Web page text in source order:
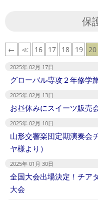
保
← ≪ 16 17 18 19 20
2025年 02月 17日
グローバル専攻２年修学
2025年 02月 13日
お昼休みにスイーツ販売
2025年 02月 10日
山形交響楽団定期演奏会
ヤ様より）
2025年 01月 30日
全国大会出場決定！チア
大会